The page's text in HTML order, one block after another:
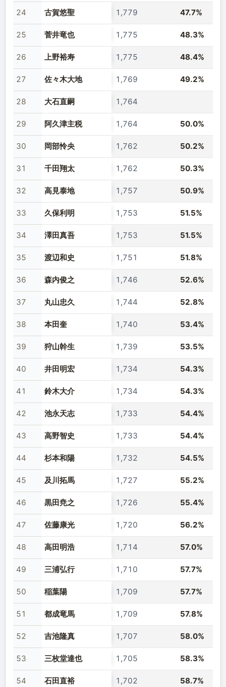
24 古賀悠聖 1,779 47.7%
25 菅井竜也 1,775 48.3%
26 上野裕寿 1,775 48.4%
27 佐々木大地 1,769 49.2%
28 大石直嗣 1,764
29 阿久津主税 1,764 50.0%
30 岡部怜央 1,762 50.2%
31 千田翔太 1,762 50.3%
32 高見泰地 1,757 50.9%
33 久保利明 1,753 51.5%
34 澤田真吾 1,753 51.5%
35 渡辺和史 1,751 51.8%
36 森内俊之 1,746 52.6%
37 丸山忠久 1,744 52.8%
38 本田奎 1,740 53.4%
39 狩山幹生 1,739 53.5%
40 井田明宏 1,734 54.3%
41 鈴木大介 1,734 54.3%
42 池永天志 1,733 54.4%
43 高野智史 1,733 54.4%
44 杉本和陽 1,732 54.5%
45 及川拓馬 1,727 55.2%
46 黒田尭之 1,726 55.4%
47 佐藤康光 1,720 56.2%
48 高田明浩 1,714 57.0%
49 三浦弘行 1,710 57.7%
50 稲葉陽 1,709 57.7%
51 都成竜馬 1,709 57.8%
52 吉池隆真 1,707 58.0%
53 三枚堂達也 1,705 58.3%
54 石田直裕 1,702 58.7%